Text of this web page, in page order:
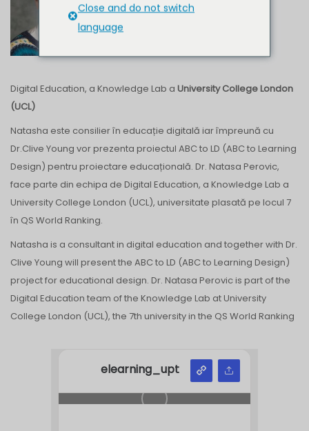
Digital Education, a Knowledge Lab a University College London
(UCL)
Natasha este consilier în educație digitală iar împreună cu
Dr.Clive Young vor prezenta proiectul ABC to LD (ABC to Learning
Design) pentru proiectare educațională. Dr. Natasa Perovic,
face parte din echipa de Digital Education, a Knowledge Lab a
University College London (UCL), universitate plasată pe locul 7
în QS World Ranking.
Natasha is a consultant in digital education and together with Dr.
Clive Young will present the ABC to LD (ABC to Learning Design)
project for educational design. Dr. Natasa Perovic is part of the
Digital Education team of the Knowledge Lab at University
College London (UCL), the 7th university in the QS World Ranking
elearning_upt
Close and do not switch
language